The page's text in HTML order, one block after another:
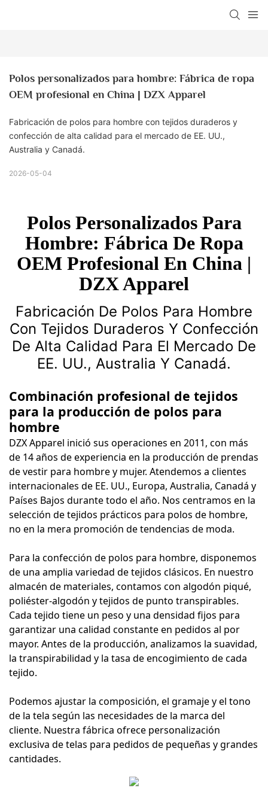
Polos personalizados para hombre: Fábrica de ropa
OEM profesional en China | DZX Apparel
Fabricación de polos para hombre con tejidos duraderos y
confección de alta calidad para el mercado de EE. UU.,
Australia y Canadá.
2026-05-04
Polos Personalizados Para
Hombre: Fábrica De Ropa
OEM Profesional En China |
DZX Apparel
Fabricación De Polos Para Hombre
Con Tejidos Duraderos Y Confección
De Alta Calidad Para El Mercado De
EE. UU., Australia Y Canadá.
Combinación profesional de tejidos
para la producción de polos para
hombre
DZX Apparel inició sus operaciones en 2011, con más
de 14 años de experiencia en la producción de prendas
de vestir para hombre y mujer. Atendemos a clientes
internacionales de EE. UU., Europa, Australia, Canadá y
Países Bajos durante todo el año. Nos centramos en la
selección de tejidos prácticos para polos de hombre,
no en la mera promoción de tendencias de moda.
Para la confección de polos para hombre, disponemos
de una amplia variedad de tejidos clásicos. En nuestro
almacén de materiales, contamos con algodón piqué,
poliéster-algodón y tejidos de punto transpirables.
Cada tejido tiene un peso y una densidad fijos para
garantizar una calidad constante en pedidos al por
mayor. Antes de la producción, analizamos la suavidad,
la transpirabilidad y la tasa de encogimiento de cada
tejido.
Podemos ajustar la composición, el gramaje y el tono
de la tela según las necesidades de la marca del
cliente. Nuestra fábrica ofrece personalización
exclusiva de telas para pedidos de pequeñas y grandes
cantidades.